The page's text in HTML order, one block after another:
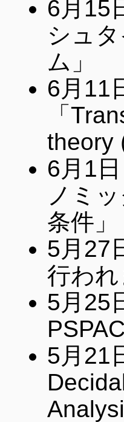
6月15
シュ
ム」
6月11
「
theory
6月1
ノミ
条件」
5月27
行わ
5月25
5月21